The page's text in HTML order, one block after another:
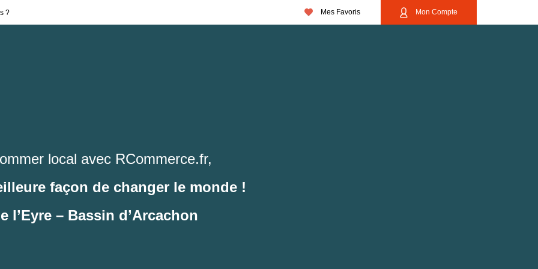
? Mes Favoris Mon Compte
local avec RCommerce.fr,
façon de changer le monde !
l’Eyre – Bassin d’Arcachon